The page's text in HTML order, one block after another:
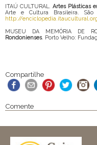
ITAÚ CULTURAL. Artes Plásticas
Arte e Cultura Brasileira.
http://
MUSEU DA MEMÓRIA DE
Rondonienses. Porto Velho:
Compartilhe
Comente